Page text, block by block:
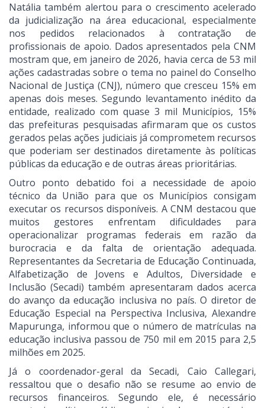
Natália também alertou para o crescimento acelerado
da judicialização na área educacional, especialmente
nos pedidos relacionados à contratação de
profissionais de apoio. Dados apresentados pela CNM
mostram que, em janeiro de 2026, havia cerca de 53 mil
ações cadastradas sobre o tema no painel do Conselho
Nacional de Justiça (CNJ), número que cresceu 15% em
apenas dois meses. Segundo levantamento inédito da
entidade, realizado com quase 3 mil Municípios, 15%
das prefeituras pesquisadas afirmaram que os custos
gerados pelas ações judiciais já comprometem recursos
que poderiam ser destinados diretamente às políticas
públicas da educação e de outras áreas prioritárias.
Outro ponto debatido foi a necessidade de apoio
técnico da União para que os Municípios consigam
executar os recursos disponíveis. A CNM destacou que
muitos gestores enfrentam dificuldades para
operacionalizar programas federais em razão da
burocracia e da falta de orientação adequada.
Representantes da Secretaria de Educação Continuada,
Alfabetização de Jovens e Adultos, Diversidade e
Inclusão (Secadi) também apresentaram dados acerca
do avanço da educação inclusiva no país. O diretor de
Educação Especial na Perspectiva Inclusiva, Alexandre
Mapurunga, informou que o número de matrículas na
educação inclusiva passou de 750 mil em 2015 para 2,5
milhões em 2025.
Já o coordenador-geral da Secadi, Caio Callegari,
ressaltou que o desafio não se resume ao envio de
recursos financeiros. Segundo ele, é necessário